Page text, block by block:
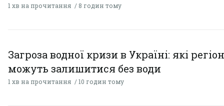
1 хв на прочитання 8 годин тому
Загроза водної кризи в Україні: які
можуть залишитися без води
1 хв на прочитання 10 годин тому